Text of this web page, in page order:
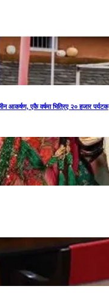
आकर्षण, एकै वर्षमा भित्रिए २० हजार पर्यटक